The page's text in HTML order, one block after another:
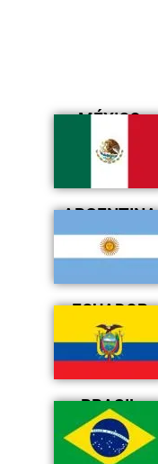
MÉXICO
ARGENTINA
ECUADOR
BRASIL